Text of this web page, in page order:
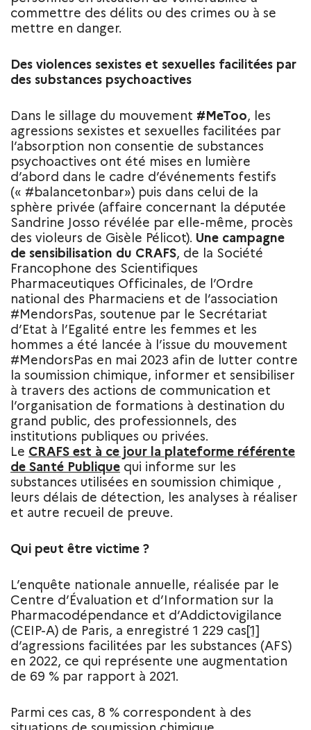
commettre des délits ou des crimes ou à se
mettre en danger.
Des violences sexistes et sexuelles facilitées par
des substances psychoactives
Dans le sillage du mouvement #MeToo, les
agressions sexistes et sexuelles facilitées par
l’absorption non consentie de substances
psychoactives ont été mises en lumière
d’abord dans le cadre d’événements festifs
(« #balancetonbar») puis dans celui de la
sphère privée (affaire concernant la députée
Sandrine Josso révélée par elle-même, procès
des violeurs de Gisèle Pélicot). Une campagne
de sensibilisation du CRAFS, de la Société
Francophone des Scientifiques
Pharmaceutiques Officinales, de l’Ordre
national des Pharmaciens et de l’association
#MendorsPas, soutenue par le Secrétariat
d’Etat à l’Egalité entre les femmes et les
hommes a été lancée à l’issue du mouvement
#MendorsPas en mai 2023 afin de lutter contre
la soumission chimique, informer et sensibiliser
à travers des actions de communication et
l’organisation de formations à destination du
grand public, des professionnels, des
institutions publiques ou privées.
Le CRAFS est à ce jour la plateforme référente
de Santé Publique qui informe sur les
substances utilisées en soumission chimique ,
leurs délais de détection, les analyses à réaliser
et autre recueil de preuve.
Qui peut être victime ?
L’enquête nationale annuelle, réalisée par le
Centre d’Évaluation et d’Information sur la
Pharmacodépendance et d’Addictovigilance
(CEIP-A) de Paris, a enregistré 1 229 cas[1]
d’agressions facilitées par les substances (AFS)
en 2022, ce qui représente une augmentation
de 69 % par rapport à 2021.
Parmi ces cas, 8 % correspondent à des